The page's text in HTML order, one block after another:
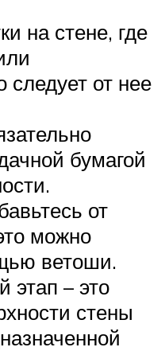
на стене, где
следует от нее
бумагой
от
можно
ветоши.
этап – это
стены